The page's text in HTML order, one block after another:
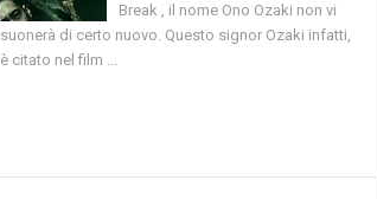
Break , il nome Ono Ozaki non vi
suonerà di certo nuovo. Questo signor Ozaki infatti,
è citato nel film ...